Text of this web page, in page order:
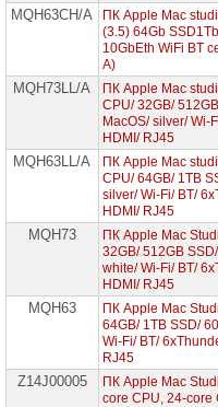
Mac
Apple
Mac
Настольные
компьютеры
Настольные
компьютеры
Настольные
компьютеры
Настольные
компьютеры
MQH63CH/A
ПК Apple Mac
(3.5) 64Gb
10GbEth WiFi BT
A)
MQH73LL/A
ПК Apple Mac
CPU/ 32GB/
MacOS/ silver/ Wi-
HDMI/ RJ45
MQH63LL/A
ПК Apple Mac
CPU/ 64GB/ 1TB
silver/ Wi-Fi/ BT/
HDMI/ RJ45
MQH73
ПК Apple Mac
32GB/ 512GB
white/ Wi-Fi/ BT/
HDMI/ RJ45
MQH63
ПК Apple Mac
64GB/ 1TB SSD/
Wi-Fi/ BT/
RJ45
Z14J00005
ПК Apple Mac
core CPU, 24-core